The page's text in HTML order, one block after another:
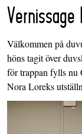
Välkommen på
höns tagit över
för trappan fylls nu
Nora Loreks